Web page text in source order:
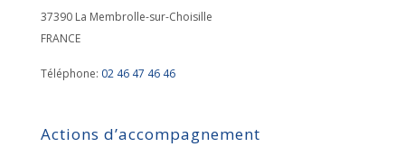
37390 La Membrolle-sur-Choisille
FRANCE
Téléphone: 02 46 47 46 46
Actions d’accompagnement